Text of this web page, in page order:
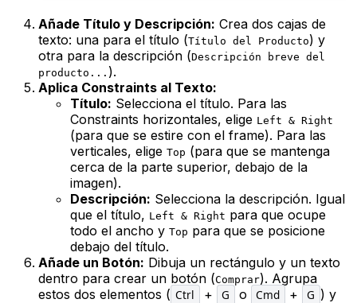
Añade Título y Descripción: Crea dos cajas de
texto: una para el título (Título del Producto) y
otra para la descripción (Descripción breve del
producto... ).
Aplica Constraints al Texto:
Título: Selecciona el título. Para las
Constraints horizontales, elige Left & Right
(para que se estire con el frame). Para las
verticales, elige Top (para que se mantenga
cerca de la parte superior, debajo de la
imagen).
Descripción: Selecciona la descripción. Igual
que el título, Left & Right para que ocupe
todo el ancho y Top para que se posicione
debajo del título.
Añade un Botón: Dibuja un rectángulo y un texto
dentro para crear un botón (Comprar). Agrupa
estos dos elementos ( Ctrl + G o Cmd + G ) y